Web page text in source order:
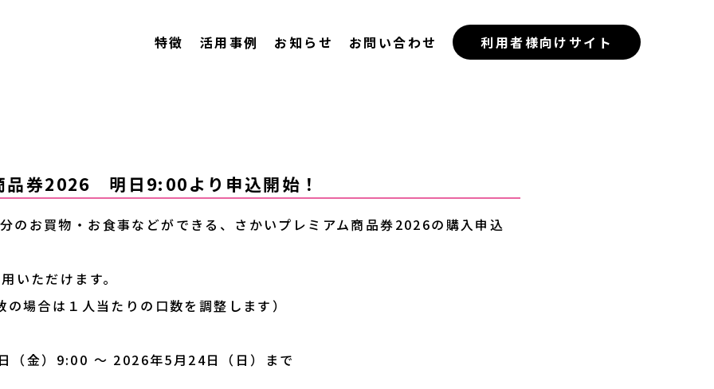
特徴 活用事例 お知らせ お問い合わせ 利用者様向けサイト
品券2026 明日9:00より申込開始！
のお買物・お食事などができる、さかいプレミアム商品券2026の購入申込
いただけます。
場合は１人当たりの口数を調整します）
（金）9:00 ～ 2026年5月24日（日）まで